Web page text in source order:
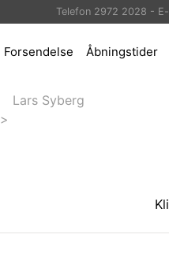
Telefon 2972 2028 -
Forsendelse Åbningstider
>
Lars Syberg